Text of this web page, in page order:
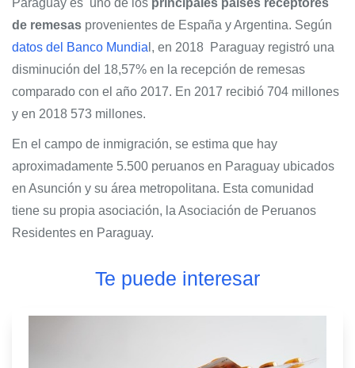
Paraguay es uno de los principales países receptores
de remesas provenientes de España y Argentina. Según
datos del Banco Mundia l, en 2018 Paraguay registró una
disminución del 18,57% en la recepción de remesas
comparado con el año 2017. En 2017 recibió 704 millones
y en 2018 573 millones.
En el campo de inmigración, se estima que hay
aproximadamente 5.500 peruanos en Paraguay ubicados
en Asunción y su área metropolitana. Esta comunidad
tiene su propia asociación, la Asociación de Peruanos
Residentes en Paraguay.
Te puede interesar